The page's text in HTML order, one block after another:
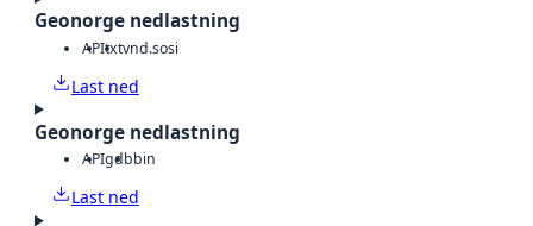
Geonorge nedlastning
APItxtvnd.sosi
Last ned
Geonorge nedlastning
APIgdbbin
Last ned